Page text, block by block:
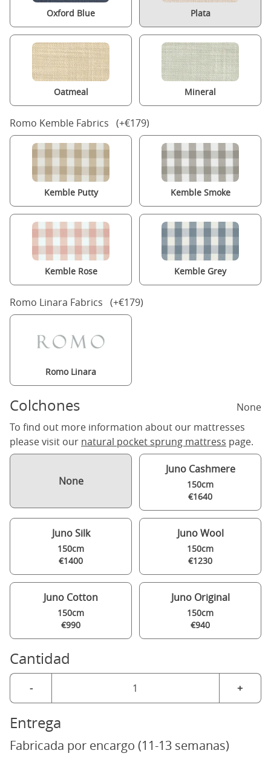
Oxford Blue Plata
Oatmeal Mineral
Romo Kemble Fabrics (+€179)
Kemble Putty Kemble Smoke
Kemble Rose Kemble Grey
Romo Linara Fabrics (+€179)
Romo Linara
Colchones
None
To find out more information about our mattresses
please visit our natural pocket sprung mattress page.
None
Juno Cashmere
150cm
€1640
Juno Silk
150cm
€1400
Juno Wool
150cm
€1230
Juno Cotton
150cm
€990
Juno Original
150cm
€940
Cantidad
- +
Entrega
Fabricada por encargo (11-13 semanas)